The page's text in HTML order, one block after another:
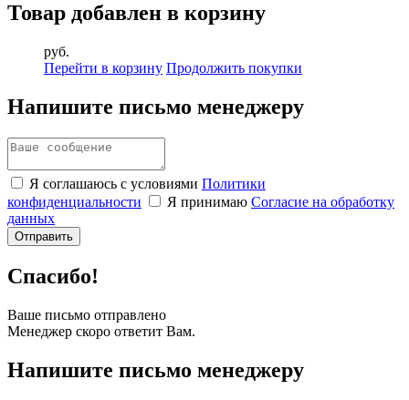
Товар добавлен в корзину
руб.
Перейти в корзину Продолжить покупки
Напишите письмо менеджеру
Я соглашаюсь с условиями Политики
конфиденциальности
Я принимаю Согласие на обработку
данных
Спасибо!
Ваше письмо отправлено
Менеджер скоро ответит Вам.
Напишите письмо менеджеру